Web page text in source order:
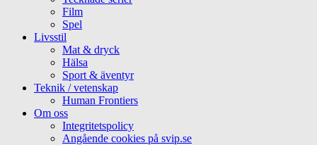
Film
Spel
Livsstil
Mat & dryck
Hälsa
Sport & äventyr
Teknik / vetenskap
Human Frontiers
Om oss
Integritetspolicy
Angående cookies på svip.se